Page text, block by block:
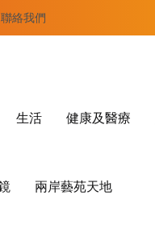
聯絡我們
生活 健康及醫療
兩岸藝苑天地